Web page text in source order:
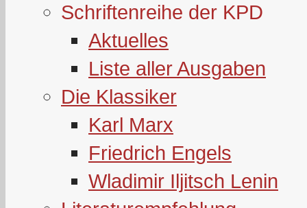
Schriftenreihe der KPD
Aktuelles
Liste aller Ausgaben
Die Klassiker
Karl Marx
Friedrich Engels
Wladimir Iljitsch Lenin